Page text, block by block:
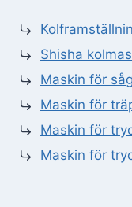
Shisha
Maskin för
Maskin för
Maskin för
Maskin för